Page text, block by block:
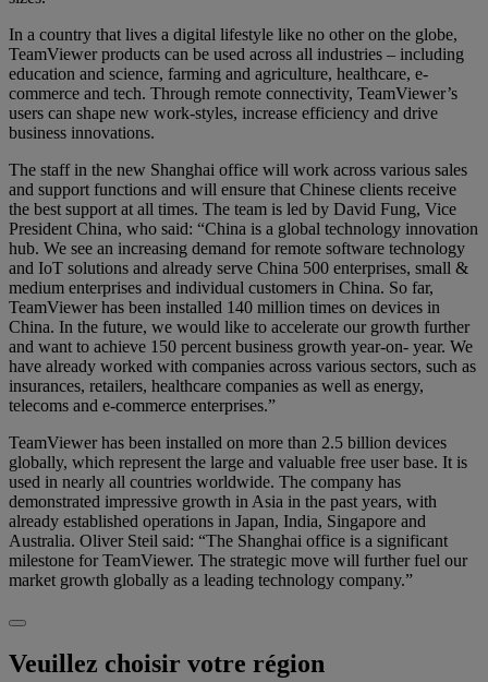
In a country that lives a digital lifestyle like no other on the globe,
TeamViewer products can be used across all industries – including
education and science, farming and agriculture, healthcare, e-
commerce and tech. Through remote connectivity, TeamViewer’s
users can shape new work-styles, increase efficiency and drive
business innovations.
The staff in the new Shanghai office will work across various sales
and support functions and will ensure that Chinese clients receive
the best support at all times. The team is led by David Fung, Vice
President China, who said: “China is a global technology innovation
hub. We see an increasing demand for remote software technology
and IoT solutions and already serve China 500 enterprises, small &
medium enterprises and individual customers in China. So far,
TeamViewer has been installed 140 million times on devices in
China. In the future, we would like to accelerate our growth further
and want to achieve 150 percent business growth year-on- year. We
have already worked with companies across various sectors, such as
insurances, retailers, healthcare companies as well as energy,
telecoms and e-commerce enterprises.”
TeamViewer has been installed on more than 2.5 billion devices
globally, which represent the large and valuable free user base. It is
used in nearly all countries worldwide. The company has
demonstrated impressive growth in Asia in the past years, with
already established operations in Japan, India, Singapore and
Australia. Oliver Steil said: “The Shanghai office is a significant
milestone for TeamViewer. The strategic move will further fuel our
market growth globally as a leading technology company.”
Veuillez choisir votre région